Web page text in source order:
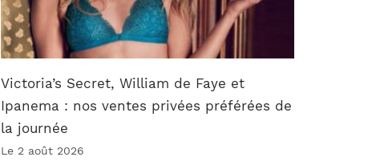
Victoria’s Secret, William de Faye et
Ipanema : nos ventes privées préférées de
la journée
Le 2 août 2026